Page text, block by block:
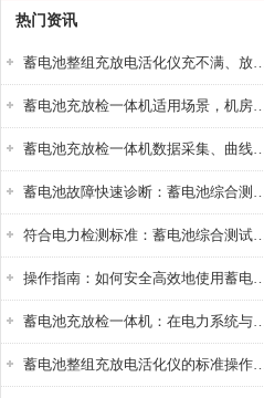
热门资讯
蓄电池整组充放电活化仪充不
蓄电池充放检一体机适用场景，机房基站变电
蓄电池充放检一体机数据采集、曲线分析与电
蓄电池故障快速诊断：蓄电池综合测试仪
符合电力检测标准：蓄电池综合测试仪测
操作指南：如何安全高效地使用
蓄电池充放检一体机：在电力系统与储能设备中的创
蓄电池整组充放电活化仪的标准操作流程：从接线设